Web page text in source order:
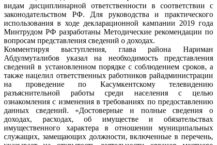
видам дисциплинарной ответственности в соответствии с
законодательством РФ. Для руководства и практического
использования в ходе декларационной кампании 2019 года
Минтрудом РФ разработаны Методические рекомендации по
вопросам представления сведений о доходах.
Комментируя выступления, глава района Нариман
Абдулмуталибов указал на необходимость представления
сведений в установленном порядке с соблюдением сроков, а
также нацелил ответственных работников райадминистрации
на проведение по Касумкентскому телевидению
разъяснительной работы среди населения с целью
ознакомления с изменения в требованиях по предоставлению
данных сведений. «Достоверные и полные сведения о
доходах, расходах, об имуществе и обязательствах
имущественного характера в отношении муниципальных
служащих, замещающих должности, включенные в перечень,